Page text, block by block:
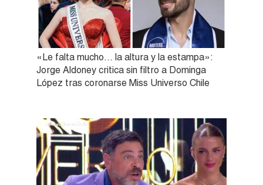
«Le falta mucho… la altura y la estampa»:
Jorge Aldoney critica sin filtro a Dominga
López tras coronarse Miss Universo Chile